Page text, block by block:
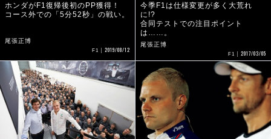
ホンダがF1復帰後初のPP獲得！
コース外での「5分52秒」の戦い。
尾張正博
F1 2019/08/12
今季F1は仕様変更が多く大荒れ
に!?
合同テストでの注目ポイント
は……。
尾張正博
F1 2017/03/05